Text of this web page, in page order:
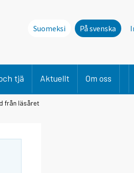
Suomeksi På svenska
tjä Aktuellt Om oss
från läsåret